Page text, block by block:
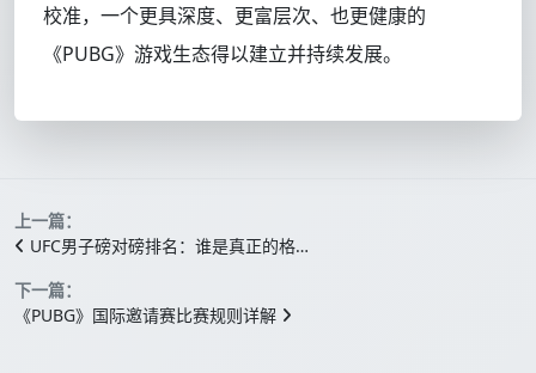
校准，一个更具深度、更富层次、也更健康的
《PUBG》游戏生态得以建立并持续发展。
上一篇：
UFC男子磅对磅排名：谁是真正的格…
下一篇：
《PUBG》国际邀请赛比赛规则详解